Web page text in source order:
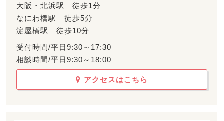
大阪・北浜駅 徒歩1分
なにわ橋駅 徒歩5分
淀屋橋駅 徒歩10分
受付時間/平日9:30～17:30
相談時間/平日9:30～18:00
アクセスはこちら